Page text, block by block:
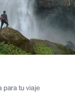
para tu viaje